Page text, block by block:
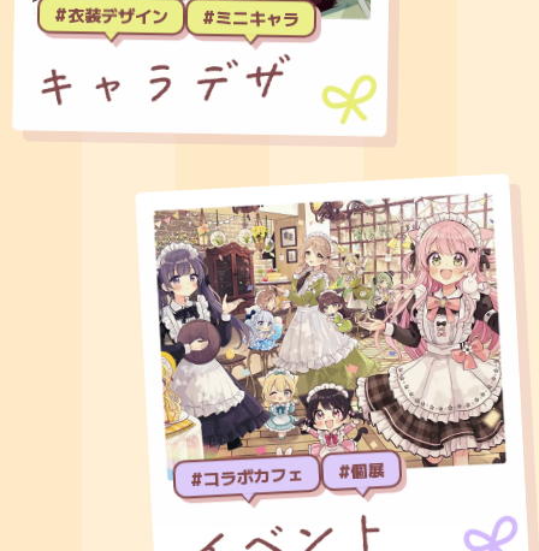
#衣装デザイン #ミニキャラ
#コラボカフェ #個展